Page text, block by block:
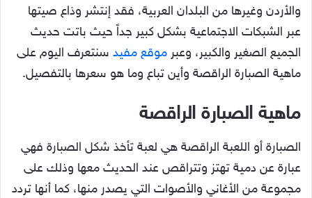
والأردن وغيرها من البلدان العربية، فقد إنتشر وذاع صيتها
عبر الشبكات الاجتماعية بشكل كبير جداً حيث باتت حديث
الجميع الصغير والكبير، وعبر موقع مفيد سنتعرف اليوم على
ماهية الصبارة الراقصة وأين تباع وما هو سعرها بالتفصيل.
ماهية الصبارة الراقصة
الصبارة أو اللعبة الراقصة هي لعبة تأخذ شكل الصبارة فهي
عبارة عن دمية تهتز وتتراقص عند الحديث معها وذلك على
مجموعة من الأغاني والأصوات التي يصدر منها، كما أنها تردد